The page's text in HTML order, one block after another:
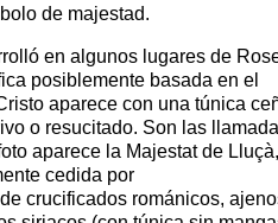
de majestad.
en algunos lugares de
posiblemente basada en el
aparece con una túnica
o resucitado. Son las
aparece la Majestat de
cedida por
crucificados románicos,